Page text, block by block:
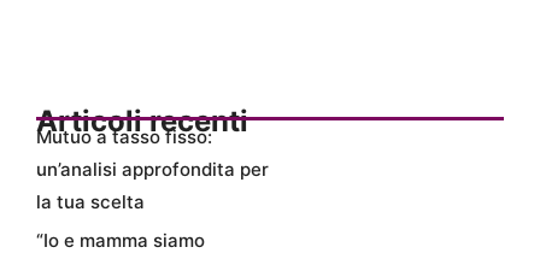
Articoli recenti
Mutuo a tasso fisso:
un’analisi approfondita per
la tua scelta
“Io e mamma siamo